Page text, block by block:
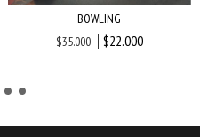
BOWLING
$35.000
$22.000